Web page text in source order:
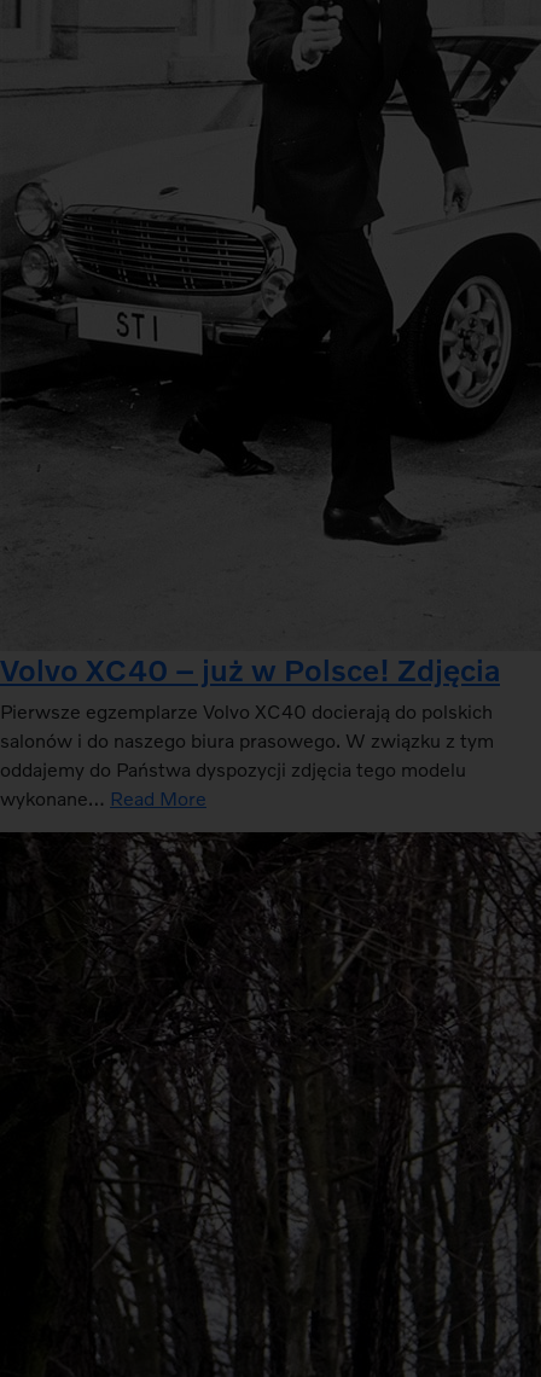
Volvo XC40 – już w Polsce! Zdjęcia
Pierwsze egzemplarze Volvo XC40 docierają do polskich
salonów i do naszego biura prasowego. W związku z tym
oddajemy do Państwa dyspozycji zdjęcia tego modelu
wykonane… Read More